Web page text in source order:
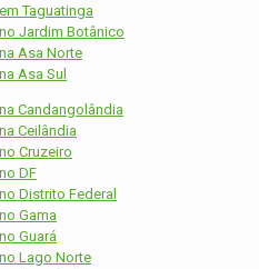
Taguatinga
Jardim Botânico
Asa Norte
Asa Sul
Candangolândia
Ceilândia
Cruzeiro
DF
Distrito Federal
Gama
Guará
Lago Norte